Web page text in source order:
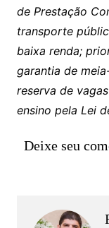
de Prestação
transporte
baixa renda;
garantia de
reserva de
ensino pela Lei
Deixe seu